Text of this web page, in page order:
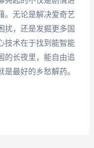
。无论是解决爱奇艺
扰，还是发掘更多国
技术在于找到能智能
的长夜里，能自由追
最好的乡愁解药。